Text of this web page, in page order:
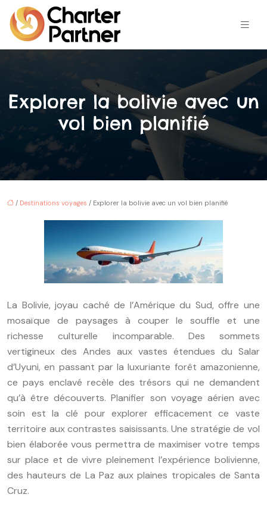
Explorer la bolivie avec un
vol bien planifié
/ Destinations voyages / Explorer la bolivie avec un vol bien planifié
La Bolivie, joyau caché de l’Amérique du Sud, offre une
mosaïque de paysages à couper le souffle et une
richesse culturelle incomparable. Des sommets
vertigineux des Andes aux vastes étendues du Salar
d’Uyuni, en passant par la luxuriante forêt amazonienne,
ce pays enclavé recèle des trésors qui ne demandent
qu’à être découverts. Planifier son voyage aérien avec
soin est la clé pour explorer efficacement ce vaste
territoire aux contrastes saisissants. Une stratégie de vol
bien élaborée vous permettra de maximiser votre temps
sur place et de vivre pleinement l’expérience bolivienne,
des hauteurs de La Paz aux plaines tropicales de Santa
Cruz.